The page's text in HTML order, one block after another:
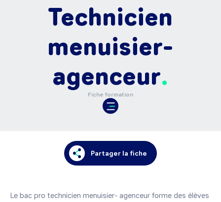
Technicien
menuisier-
agenceur
Fiche formation
Partager la fiche
Le bac pro technicien menuisier- agenceur forme des élèves